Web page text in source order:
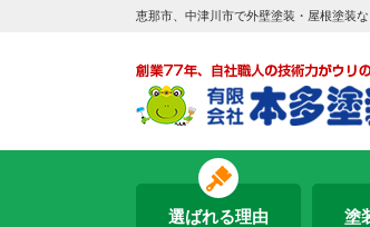
恵那市、中津川市で外壁塗装・屋根塗装
選ばれる理由 塗